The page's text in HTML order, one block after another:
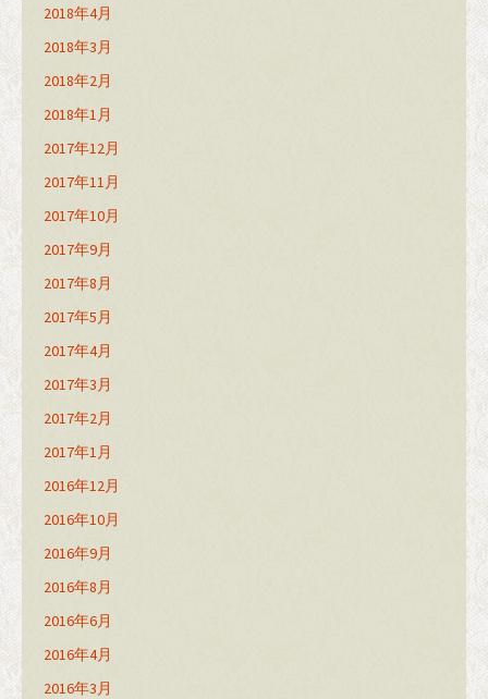
2018年4月
2018年3月
2018年2月
2018年1月
2017年12月
2017年11月
2017年10月
2017年9月
2017年8月
2017年5月
2017年4月
2017年3月
2017年2月
2017年1月
2016年12月
2016年10月
2016年9月
2016年8月
2016年6月
2016年4月
2016年3月